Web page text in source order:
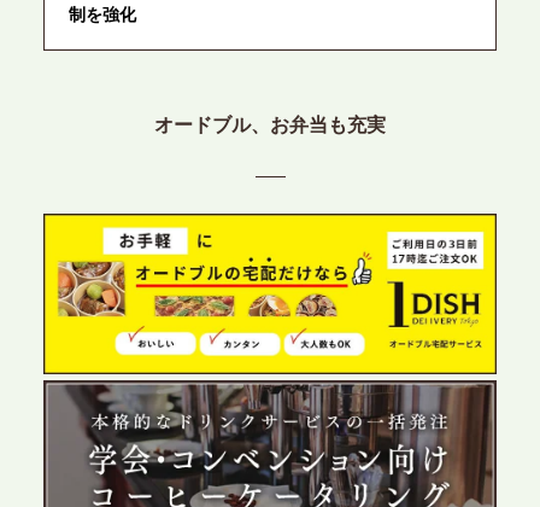
制を強化
プレスリリースのご案内｜ケータリングのセカンド
目の展開で、拡大する出張パーティー・ケータリン
2026.6.4
プレスリリースのご案内｜夏の社内親睦が、配属後
の離職防止に。オフィスや会議室で縁日気分を味わ
う「お祭りケータリング」の提供を開始
2026.5.29
プレスリリースのご案内｜ケータリングのセカンド
テーブル、群馬前橋支社を設立。再開発やオフィス
オードブル、お弁当も充実